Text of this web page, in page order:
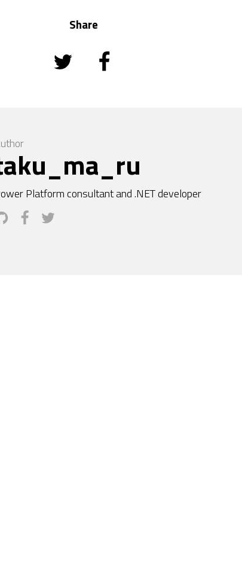
Share
Platform consultant and .NET developer